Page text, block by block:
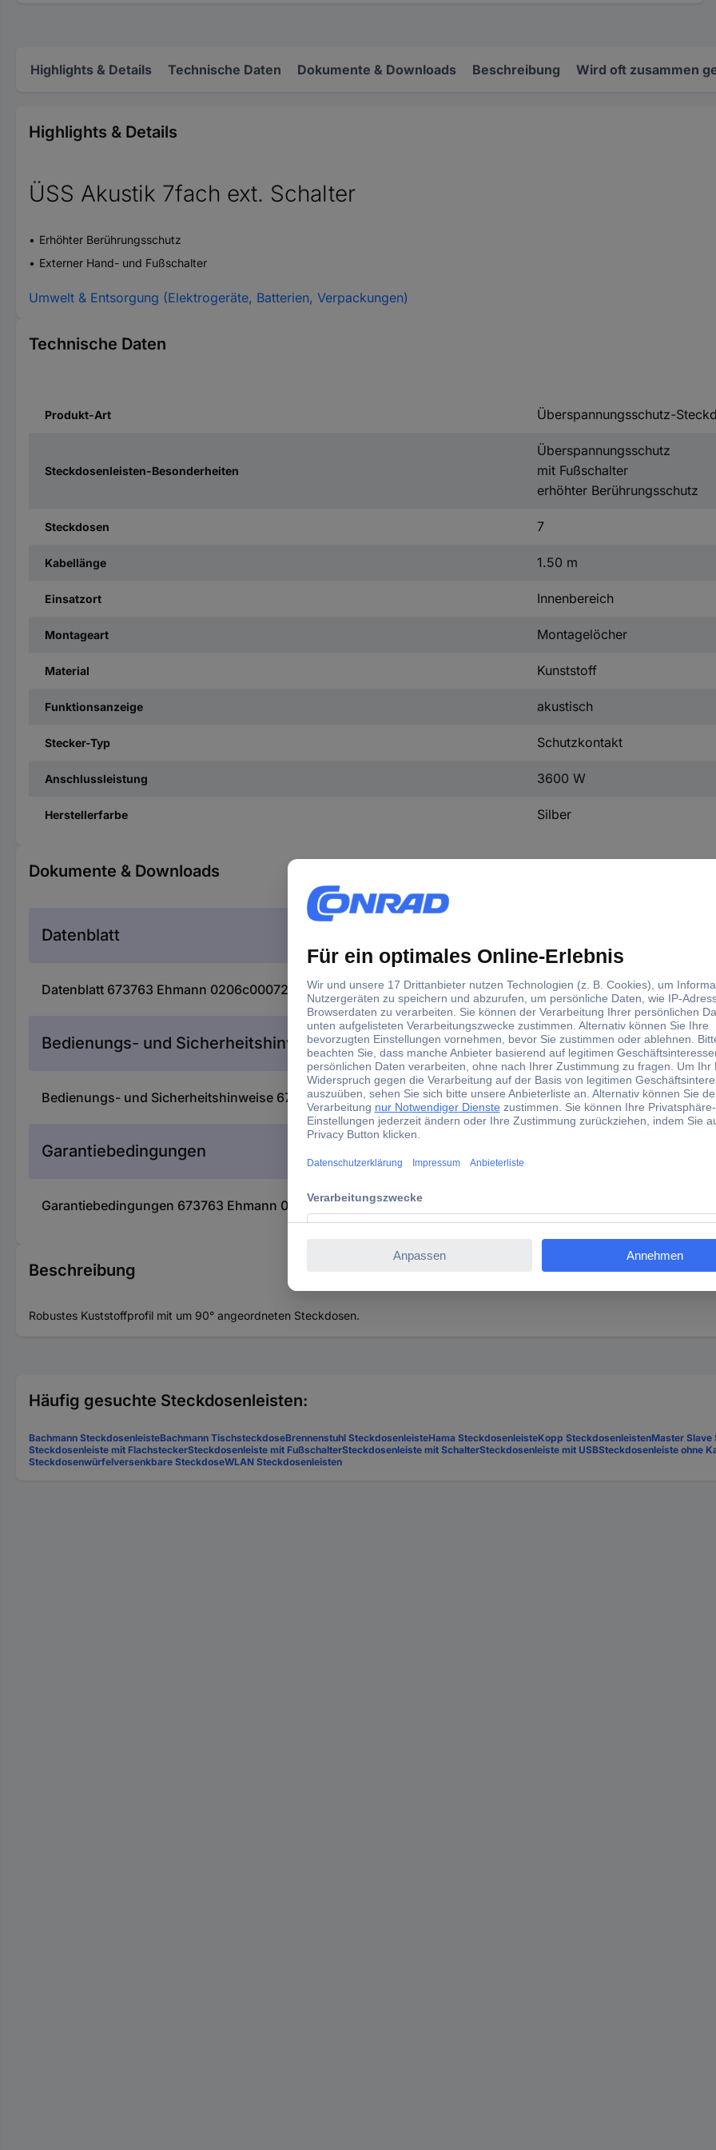
Highlights & Details Technische Daten Dokumente & Downloads Beschreibung Wird oft zusammen
Highlights & Details
ÜSS Akustik 7fach ext. Schalter
Erhöhter Berührungsschutz
Externer Hand- und Fußschalter
Umwelt & Entsorgung (Elektrogeräte, Batterien, Verpackungen)
Technische Daten
Produkt-Art Überspannungsschutz-
Steckdosenleisten-Besonderheiten
Überspannungsschutz
mit Fußschalter
erhöhter Berührungsschutz
Steckdosen 7
Kabellänge 1.50 m
Einsatzort Innenbereich
Montageart Montagelöcher
Material Kunststoff
Funktionsanzeige akustisch
Stecker-Typ Schutzkontakt
Anschlussleistung 3600 W
Herstellerfarbe Silber
Dokumente & Downloads
Datenblatt
Datenblatt 673763 Ehmann 0206c00072381 Überspannungsschutz-Steckdosenleiste 7fach Silber
Bedienungs- und Sicherheitshinweise
Bedienungs- und Sicherheitshinweise 673763 Ehmann 0206c00072381 Überspannungsschutz-
Garantiebedingungen
Garantiebedingungen 673763 Ehmann 0206c00072381 Überspannungsschutz-Steckdosenleiste 7fach Silber
Beschreibung
Robustes Kuststoffprofil mit um 90° angeordneten Steckdosen.
Häufig gesuchte Steckdosenleisten:
Bachmann SteckdosenleisteBachmann TischsteckdoseBrennenstuhl SteckdosenleisteHama SteckdosenleisteKopp SteckdosenleistenMaster Slave
Steckdosenleiste mit FlachsteckerSteckdosenleiste mit FußschalterSteckdosenleiste mit SchalterSteckdosenleiste mit USBSteckdosenleiste ohne
Steckdosenwürfelversenkbare SteckdoseWLAN Steckdosenleisten